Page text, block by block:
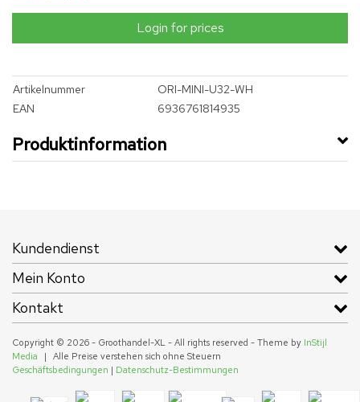
Login for prices
Artikelnummer
ORI-MINI-U32-WH
EAN
6936761814935
Produktinformation
Kundendienst
Mein Konto
Kontakt
Copyright © 2026 - Groothandel-XL - All rights reserved - Theme by InStijl
Media
|
Alle Preise verstehen sich ohne Steuern
Geschäftsbedingungen | Datenschutz-Bestimmungen